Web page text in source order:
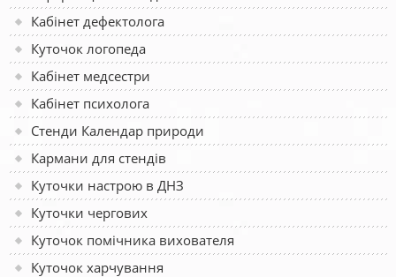
Кабінет дефектолога
Куточок логопеда
Кабінет медсестри
Кабінет психолога
Стенди Календар природи
Кармани для стендів
Куточки настрою в ДНЗ
Куточки чергових
Куточок помічника вихователя
Куточок харчування